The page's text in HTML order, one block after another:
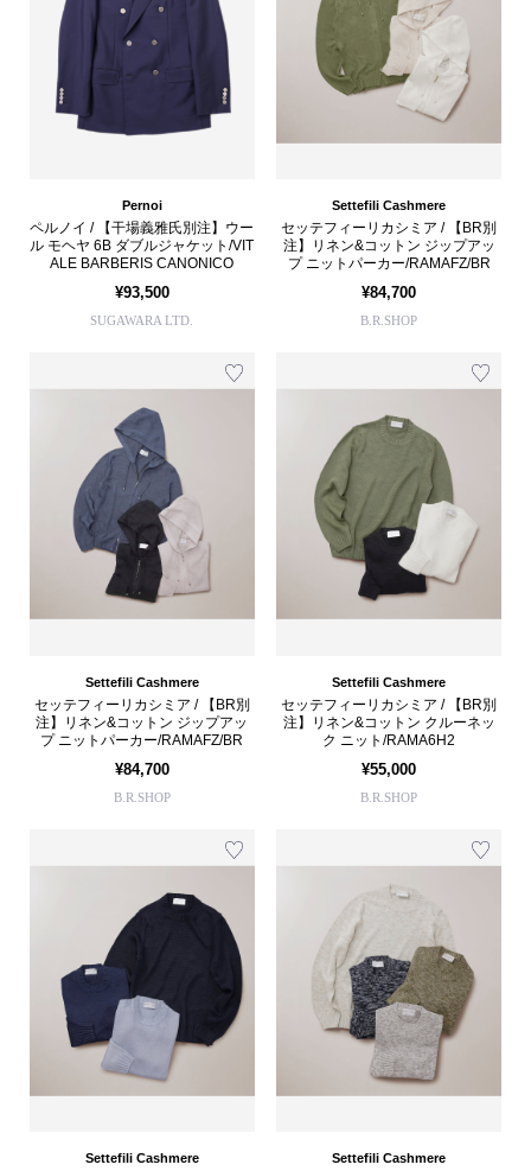
Pernoi
ペルノイ / 【干場義雅氏別注】ウー
ル モヘヤ 6B ダブルジャケット/VIT
ALE BARBERIS CANONICO
¥93,500
SUGAWARA LTD.
Settefili Cashmere
セッテフィーリカシミア / 【BR別
注】リネン&コットン ジップアッ
プ ニットパーカー/RAMAFZ/BR
¥84,700
B.R.SHOP
Settefili Cashmere
セッテフィーリカシミア / 【BR別
注】リネン&コットン ジップアッ
プ ニットパーカー/RAMAFZ/BR
¥84,700
B.R.SHOP
Settefili Cashmere
セッテフィーリカシミア / 【BR別
注】リネン&コットン クルーネッ
ク ニット/RAMA6H2
¥55,000
B.R.SHOP
Settefili Cashmere Settefili Cashmere